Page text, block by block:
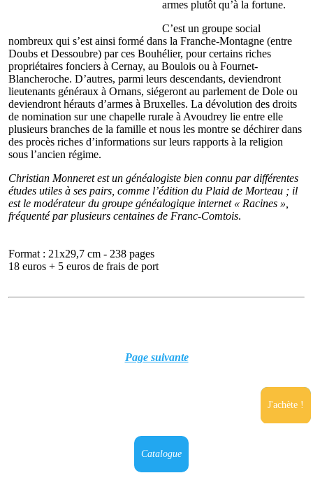
armes plutôt qu’à la fortune.
C’est un groupe social
nombreux qui s’est ainsi formé dans la Franche-Montagne (entre
Doubs et Dessoubre) par ces Bouhélier, pour certains riches
propriétaires fonciers à Cernay, au Boulois ou à Fournet-
Blancheroche. D’autres, parmi leurs descendants, deviendront
lieutenants généraux à Ornans, siégeront au parlement de Dole ou
deviendront hérauts d’armes à Bruxelles. La dévolution des droits
de nomination sur une chapelle rurale à Avoudrey lie entre elle
plusieurs branches de la famille et nous les montre se déchirer dans
des procès riches d’informations sur leurs rapports à la religion
sous l’ancien régime.
Christian Monneret est un généalogiste bien connu par différentes
études utiles à ses pairs, comme l’édition du Plaid de Morteau ; il
est le modérateur du groupe généalogique internet « Racines »,
fréquenté par plusieurs centaines de Franc-Comtois.
Format : 21x29,7 cm - 238 pages
18 euros + 5 euros de frais de port
Page suivante
J'achète !
Catalogue